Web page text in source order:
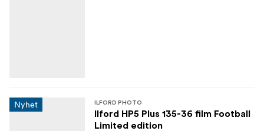
Nyhet ILFORD PHOTO
Ilford HP5 Plus 135-36 film Football
Limited edition